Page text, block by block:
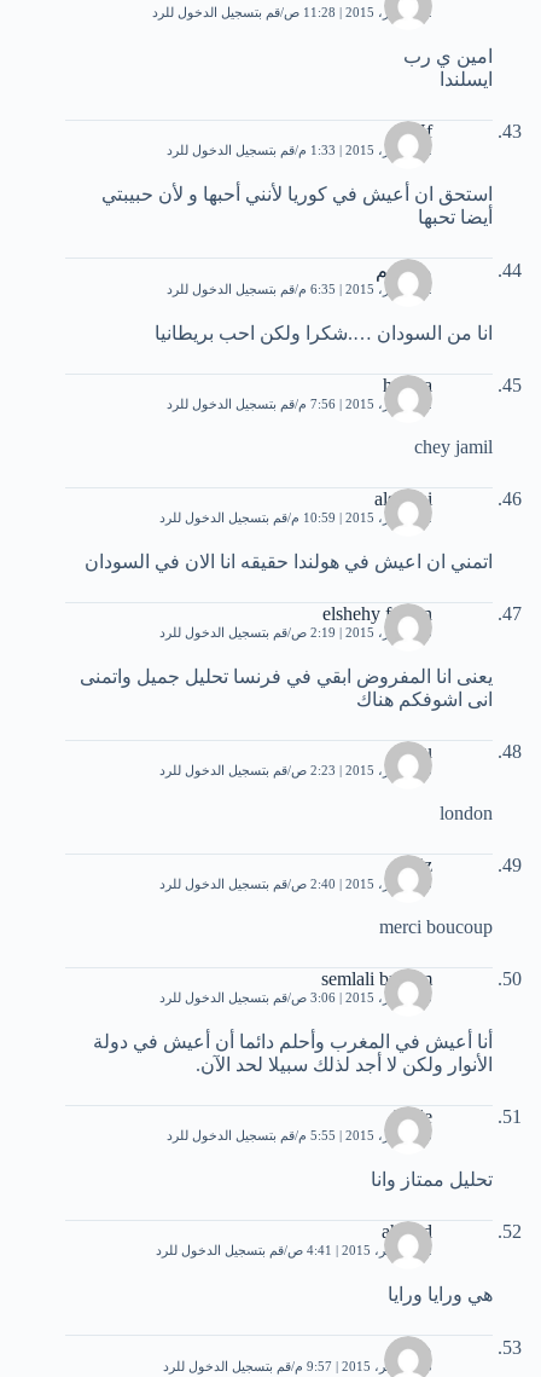
12 أكتوبر، 2015 | 11:28 ص قم بتسجيل الدخول للرد
امين ي رب
ايسلندا
Hf
12 أكتوبر، 2015 | 1:33 م قم بتسجيل الدخول للرد
استحق ان أعيش في كوريا لأنني أحبها و لأن حبيبتي
أيضا تحبها
معتصم
12 أكتوبر، 2015 | 6:35 م قم بتسجيل الدخول للرد
انا من السودان ….شكرا ولكن احب بريطانيا
hamza
12 أكتوبر، 2015 | 7:56 م قم بتسجيل الدخول للرد
chey jamil
alsmani
12 أكتوبر، 2015 | 10:59 م قم بتسجيل الدخول للرد
اتمني ان اعيش في هولندا حقيقه انا الان في السودان
elshehy falcon
13 أكتوبر، 2015 | 2:19 ص قم بتسجيل الدخول للرد
يعنى انا المفروض ابقي في فرنسا تحليل جميل واتمنى
انى اشوفكم هناك
attou
13 أكتوبر، 2015 | 2:23 ص قم بتسجيل الدخول للرد
london
aziz
13 أكتوبر، 2015 | 2:40 ص قم بتسجيل الدخول للرد
merci boucoup
semlali brahim
13 أكتوبر، 2015 | 3:06 ص قم بتسجيل الدخول للرد
أنا أعيش في المغرب وأحلم دائما أن أعيش في دولة
الأنوار ولكن لا أجد لذلك سبيلا لحد الآن.
fatele
13 أكتوبر، 2015 | 5:55 م قم بتسجيل الدخول للرد
تحليل ممتاز وانا
ahmed
22 نوفمبر، 2015 | 4:41 ص قم بتسجيل الدخول للرد
هي ورايا ورايا
محمد
25 نوفمبر، 2015 | 9:57 م قم بتسجيل الدخول للرد